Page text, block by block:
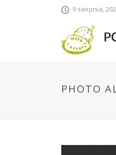
9 sierpnia,
PHOTO